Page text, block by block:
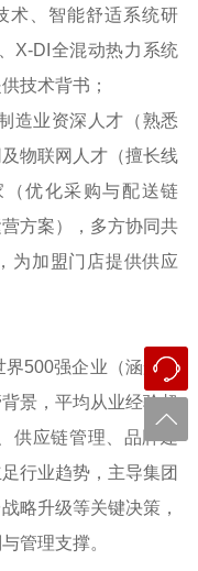
术、智能舒适系统研
X-DI 全混动热力系统
技术背书；
造业资深人才（熟悉
物联网人才（擅长线
（优化采购与配送链
方案），多方协同共
为加盟门店提供供应
界500强企业（涵盖家
景，平均从业经验超
供应链管理、品牌建
行业趋势，主导集团
略升级等关键决策，
管理支撑。